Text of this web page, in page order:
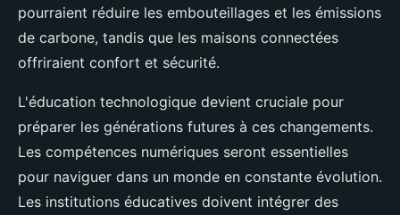
pourraient réduire les embouteillages et les émissions
de carbone, tandis que les maisons connectées
offriraient confort et sécurité.
L'éducation technologique devient cruciale pour
préparer les générations futures à ces changements.
Les compétences numériques seront essentielles
pour naviguer dans un monde en constante évolution.
Les institutions éducatives doivent intégrer des